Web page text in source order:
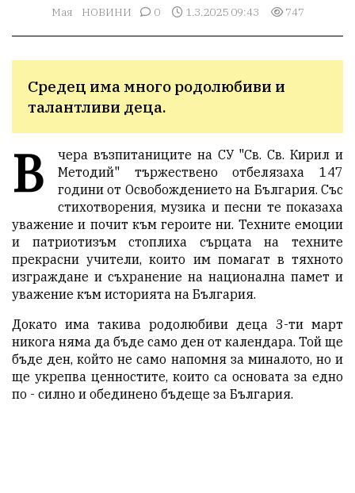
Мая НОВИНИ 0 1.3.2025 09:43 747
Средец има много родолюбиви и
талантливи деца.
В
чера възпитаниците на СУ "Св. Св. Кирил и
Методий" тържествено отбелязаха 147
години от Освобождението на България. Със
стихотворения, музика и песни те показаха
уважение и почит към героите ни. Техните емоции
и патриотизъм стоплиха сърцата на техните
прекрасни учители, които им помагат в тяхното
изграждане и съхранение на национална памет и
уважение към историята на България.
Докато има такива родолюбиви деца 3-ти март
никога няма да бъде само ден от календара. Той ще
бъде ден, който не само напомня за миналото, но и
ще укрепва ценностите, които са основата за едно
по - силно и обединено бъдеще за България.